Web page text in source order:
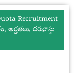
Recruitment
దరఖాస్తు